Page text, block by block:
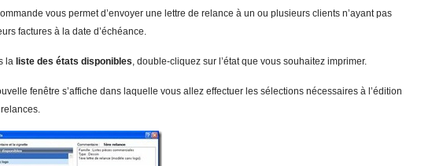
vous permet d’envoyer une lettre de relance à un ou plusieurs clients n’ayant pas
factures à la date d’échéance.
la liste des états disponibles, double-cliquez sur l’état que vous souhaitez imprimer.
fenêtre s’affiche dans laquelle vous allez effectuer les sélections nécessaires à l’édition